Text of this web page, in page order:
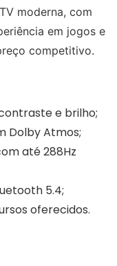
moderna, com
em jogos e
competitivo.
e brilho;
Dolby Atmos;
até 288Hz
5.4;
oferecidos.